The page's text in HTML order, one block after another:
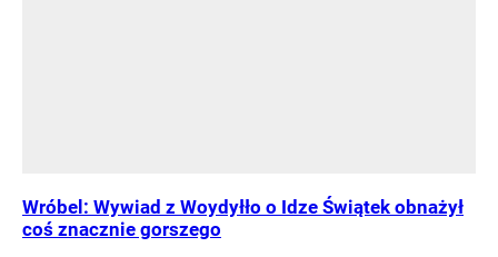
Wróbel: Wywiad z Woydyłło o Idze Świątek obnażył
coś znacznie gorszego